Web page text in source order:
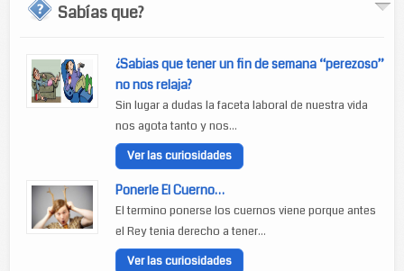
Sabías que?
¿Sabias que tener un fin de semana “perezoso”
no nos relaja?
Sin lugar a dudas la faceta laboral de nuestra vida
nos agota tanto y nos...
Ver las curiosidades
Ponerle El Cuerno…
El termino ponerse los cuernos viene porque antes
el Rey tenia derecho a tener...
Ver las curiosidades